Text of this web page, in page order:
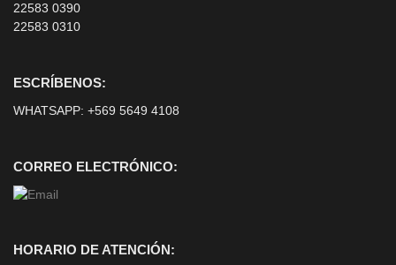
22583 0390
22583 0310
ESCRÍBENOS:
WHATSAPP: +569 5649 4108
CORREO ELECTRÓNICO:
HORARIO DE ATENCIÓN: